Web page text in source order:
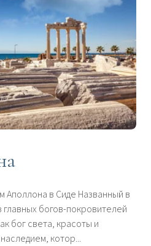
Аполлона в Сиде Названный в
главных богов-покровителей
бог света, красоты и
котор...